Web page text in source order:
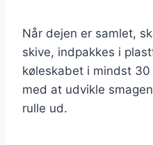
Når dejen er samlet,
skive, indpakkes i
køleskabet i mindst
med at udvikle
rulle ud.